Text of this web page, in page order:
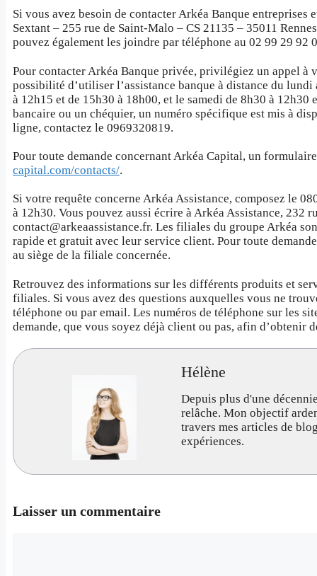
Si vous avez besoin de contacter Arkéa Banque
Sextant – 255 rue de Saint-Malo – CS 21135 – 35011
pouvez également les joindre par téléphone au 02 99 29 92
Pour contacter Arkéa Banque privée, privilégiez un appel à
possibilité d’utiliser l’assistance banque à distance du
à 12h15 et de 15h30 à 18h00, et le samedi de 8h30 à
bancaire ou un chéquier, un numéro spécifique est mis à
ligne, contactez le 0969320819.
Pour toute demande concernant Arkéa Capital, un
capital.com/contacts/.
Si votre requête concerne Arkéa Assistance, composez le
à 12h30. Vous pouvez aussi écrire à Arkéa Assistance, 232
contact@arkeaassistance.fr. Les filiales du groupe Arkéa
rapide et gratuit avec leur service client. Pour toute
au siège de la filiale concernée.
Retrouvez des informations sur les différents produits et
filiales. Si vous avez des questions auxquelles vous ne
téléphone ou par email. Les numéros de téléphone sur les
demande, que vous soyez déjà client ou pas, afin d’obtenir
Hélène
Depuis plus d'une
relâche. Mon objectif
travers mes articles de
expériences.
Laisser un commentaire